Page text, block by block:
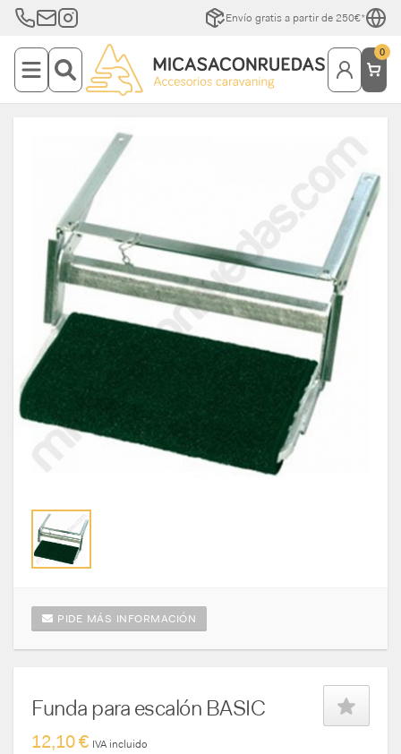
Envío gratis a partir de 250€*
0
PIDE MÁS INFORMACIÓN
Funda para escalón BASIC
12,10 € IVA incluido